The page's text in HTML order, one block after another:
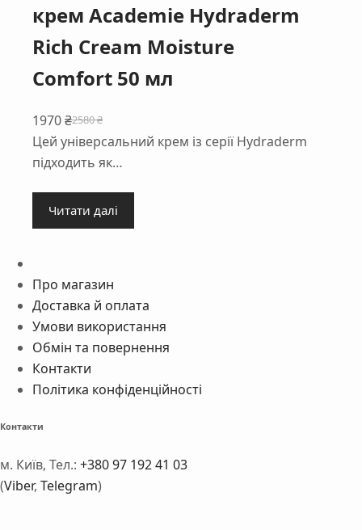
крем Academie Hydraderm
Rich Cream Moisture
Comfort 50 мл
2580₴
Оригінальна
ціна:
2580 ₴.
1970₴
Поточна
ціна:
1970 ₴.
Цей універсальний крем із серії Hydraderm
підходить як…
Читати далі
Про магазин
Доставка й оплата
Умови використання
Обмін та повернення
Контакти
Політика конфіденційності
Контакти
м. Київ, Тел.: +380 97 192 41 03
(Viber, Telegram)